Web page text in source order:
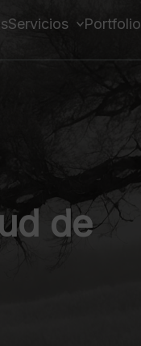
Servicios Portfolio
de